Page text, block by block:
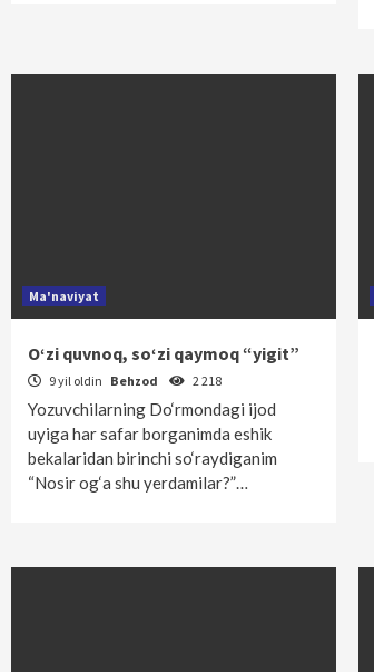
Ma'naviyat
O‘zi quvnoq, so‘zi qaymoq “yigit”
9 yil oldin Behzod 2 218
Yozuvchilarning Do‘rmondagi ijod
uyiga har safar borganimda eshik
bekalaridan birinchi so‘raydiganim
“Nosir og‘a shu yerdamilar?”…